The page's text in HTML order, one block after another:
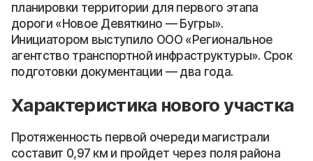
планировки территории для первого этапа
дороги «Новое Девяткино — Бугры».
Инициатором выступило ООО «Региональное
агентство транспортной инфраструктуры». Срок
подготовки документации — два года.
Характеристика нового участка
Протяженность первой очереди магистрали
составит 0,97 км и пройдет через поля района